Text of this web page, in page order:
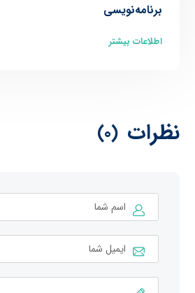
برنامه‌نویسی
اطلاعات بیشتر
نظرات (0)